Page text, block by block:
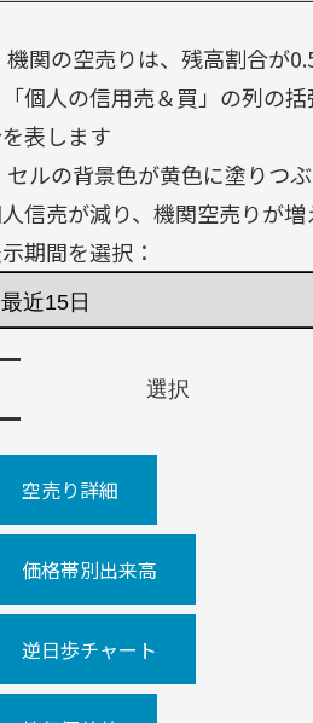
機関の空売りは、残高割合が
個人の信用売＆買」の列の
表します
セルの背景色が黄色に塗りつ
信売が減り、機関空売りが増
期間を選択：
空売り詳細
価格帯別出来高
逆日歩チャート